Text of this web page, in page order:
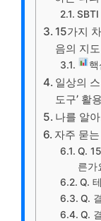
SBTI
15가지
음의 지도
일상의
도구’ 활
나를 알
자주 묻
Q.
른가
Q.
Q.
Q.